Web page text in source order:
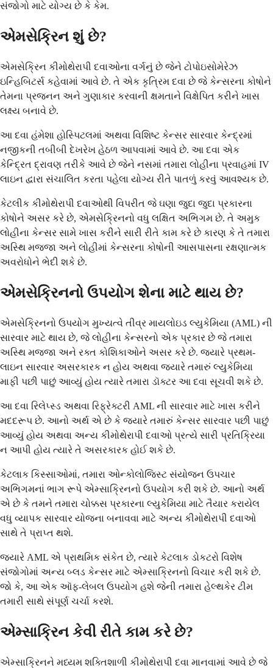
સંજોગો માટે યોગ્ય છે કે કેમ.
એમસેક્રિન શું છે?
એમસેક્રિન કીમોથેરાપી દવાઓના વર્ગનું છે જેને ટોપોઇસોમેરેઝ
ઇન્હિબિટર્સ કહેવામાં આવે છે. તે એક કૃત્રિમ દવા છે જે કેન્સરના કોષોને
તેમના પ્રજનન અને ગુણાકાર કરવાની ક્ષમતાને વિક્ષેપિત કરીને ખાસ
લક્ષ્ય બનાવે છે.
આ દવા હંમેશા હોસ્પિટલમાં અથવા વિશિષ્ટ કેન્સર સારવાર કેન્દ્રમાં
નજીકની તબીબી દેખરેખ હેઠળ આપવામાં આવે છે. આ દવા એક
કેન્દ્રિત દ્રાવણ તરીકે આવે છે જેને નસમાં તમારા લોહીના પ્રવાહમાં IV
લાઇન દ્વારા સંચાલિત કરતા પહેલા યોગ્ય રીતે પાતળું કરવું આવશ્યક છે.
કેટલીક કીમોથેરાપી દવાઓથી વિપરીત જે ઘણા જુદા જુદા પ્રકારના
કોષોને અસર કરે છે, એમસેક્રિનનો વધુ લક્ષિત અભિગમ છે. તે અમુક
લોહીના કેન્સર સામે ખાસ કરીને સારી રીતે કામ કરે છે કારણ કે તે તમારા
અસ્થિ મજ્જા અને લોહીમાં કેન્સરના કોષોની આસપાસના રક્ષણાત્મક
અવરોધોને ભેદી શકે છે.
એમસેક્રિનનો ઉપયોગ શેના માટે થાય છે?
એમસેક્રિનનો ઉપયોગ મુખ્યત્વે તીવ્ર માયલોઇડ લ્યુકેમિયા (AML) ની
સારવાર માટે થાય છે, જે લોહીના કેન્સરનો એક પ્રકાર છે જે તમારા
અસ્થિ મજ્જા અને રક્ત કોશિકાઓને અસર કરે છે. જ્યારે પ્રથમ-
લાઇન સારવાર અસરકારક ન હોય અથવા જ્યારે તમારું લ્યુકેમિયા
માફી પછી પાછું આવ્યું હોય ત્યારે તમારા ડૉક્ટર આ દવા સૂચવી શકે છે.
આ દવા રિલેપ્સ્ડ અથવા રિફ્રેક્ટરી AML ની સારવાર માટે ખાસ કરીને
મદદરૂપ છે. આનો અર્થ એ છે કે જ્યારે તમારું કેન્સર સારવાર પછી પાછું
આવ્યું હોય અથવા અન્ય કીમોથેરાપી દવાઓ પ્રત્યે સારી પ્રતિક્રિયા
ન આપી હોય ત્યારે તે અસરકારક હોઈ શકે છે.
કેટલાક કિસ્સાઓમાં, તમારા ઓન્કોલોજિસ્ટ સંયોજન ઉપચાર
અભિગમનાં ભાગ રૂપે એમ્સાક્રિનનો ઉપયોગ કરી શકે છે. આનો અર્થ
એ છે કે તમને તમારા ચોક્કસ પ્રકારના લ્યુકેમિયા માટે તૈયાર કરાયેલ
વધુ વ્યાપક સારવાર યોજના બનાવવા માટે અન્ય કીમોથેરાપી દવાઓ
સાથે તે પ્રાપ્ત થશે.
જ્યારે AML એ પ્રાથમિક સંકેત છે, ત્યારે કેટલાક ડોકટરો વિશેષ
સંજોગોમાં અન્ય બ્લડ કેન્સર માટે એમ્સાક્રિનનો વિચાર કરી શકે છે.
જો કે, આ એક ઑફ-લેબલ ઉપયોગ હશે જેની તમારા હેલ્થકેર ટીમ
તમારી સાથે સંપૂર્ણ ચર્ચા કરશે.
એમ્સાક્રિન કેવી રીતે કામ કરે છે?
એમ્સાક્રિનને મધ્યમ શક્તિશાળી કીમોથેરાપી દવા માનવામાં આવે છે જે